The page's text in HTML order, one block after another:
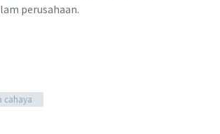
perusahaan.
cahaya